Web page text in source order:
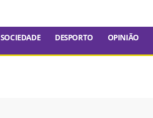
SOCIEDADE DESPORTO OPINIÃO